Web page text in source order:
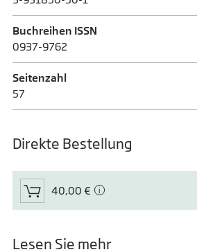
Buchreihen ISSN
0937-9762
Seitenzahl
57
Direkte Bestellung
40,00 €
Lesen Sie mehr